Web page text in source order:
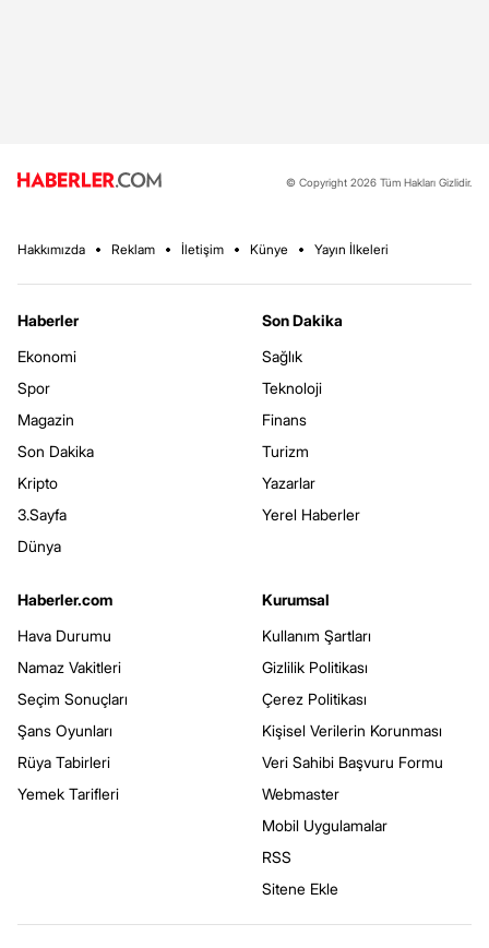
© Copyright 2026 Tüm Hakları Gizlidir.
Hakkımızda Reklam İletişim Künye Yayın İlkeleri
Haberler
Ekonomi
Spor
Magazin
Son Dakika
Kripto
3.Sayfa
Dünya
Son Dakika
Sağlık
Teknoloji
Finans
Turizm
Yazarlar
Yerel Haberler
Haberler.com
Hava Durumu
Namaz Vakitleri
Seçim Sonuçları
Şans Oyunları
Rüya Tabirleri
Yemek Tarifleri
Kurumsal
Kullanım Şartları
Gizlilik Politikası
Çerez Politikası
Kişisel Verilerin Korunması
Veri Sahibi Başvuru Formu
Webmaster
Mobil Uygulamalar
RSS
Sitene Ekle